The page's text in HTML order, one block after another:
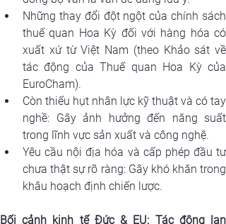
Những thay đổi đột ngột của chính sách
thuế quan Hoa Kỳ đối với hàng hóa có
xuất xứ từ Việt Nam (theo Khảo sát về
tác động của Thuế quan Hoa Kỳ của
EuroCham).
Còn thiếu hụt nhân lực kỹ thuật và có tay
nghề: Gây ảnh hưởng đến năng suất
trong lĩnh vực sản xuất và công nghệ.
Yêu cầu nội địa hóa và cấp phép đầu tư
chưa thật sự rõ ràng: Gây khó khăn trong
khâu hoạch định chiến lược.
Bối cảnh kinh tế Đức & EU: Tác động lan